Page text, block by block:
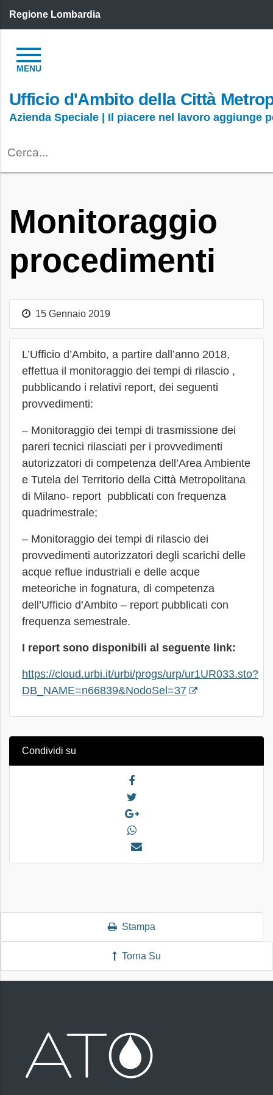
Regione Lombardia
Ufficio d'Ambito della Città
Azienda Speciale | Il piacere nel lavoro aggiunge
Monitoraggio
procedimenti
15 Gennaio 2019
L’Ufficio d’Ambito, a partire dall’anno 2018,
effettua il monitoraggio dei tempi di rilascio ,
pubblicando i relativi report, dei seguenti
provvedimenti:
– Monitoraggio dei tempi di trasmissione dei
pareri tecnici rilasciati per i provvedimenti
autorizzatori di competenza dell’Area Ambiente
e Tutela del Territorio della Città Metropolitana
di Milano- report pubblicati con frequenza
quadrimestrale;
– Monitoraggio dei tempi di rilascio dei
provvedimenti autorizzatori degli scarichi delle
acque reflue industriali e delle acque
meteoriche in fognatura, di competenza
dell’Ufficio d’Ambito – report pubblicati con
frequenza semestrale.
I report sono disponibili al seguente link:
https://cloud.urbi.it/urbi/progs/urp/ur1UR033.sto?
DB_NAME=n66839&NodoSel=37
Condividi su
Stampa
Torna Su